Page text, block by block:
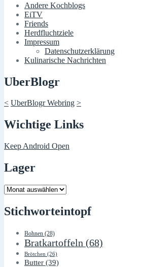
Andere Kochblogs
EiTV
Friends
Herdfluchtziele
Impressum
Datenschutzerklärung
Kulinarische Nachrichten
UberBlogr
< UberBlogr Webring >
Wichtige Links
Keep Android Open
Lager
Lager
Stichworteintopf
Bohnen (28)
Bratkartoffeln (68)
Brötchen (26)
Butter (39)